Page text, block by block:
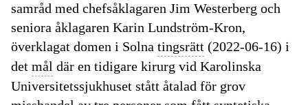
samråd med chefsåklagaren Jim Westerberg och
seniora åklagaren Karin Lundström-Kron,
överklagat domen i Solna tingsrätt (2022-06-16) i
det mål där en tidigare kirurg vid Karolinska
Universitetssjukhuset stått åtalad för grov